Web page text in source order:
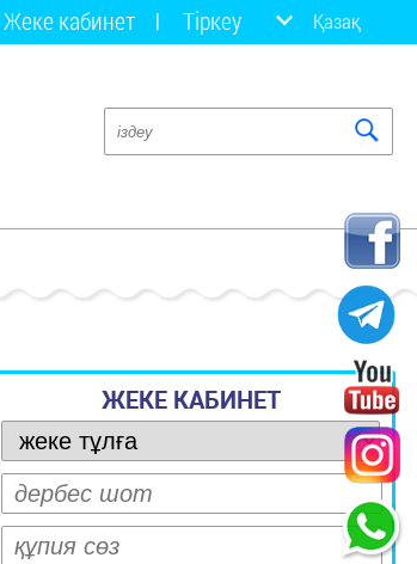
Жеке кабинет Тіркеу Қазақ
ЖЕКЕ КАБИНЕТ